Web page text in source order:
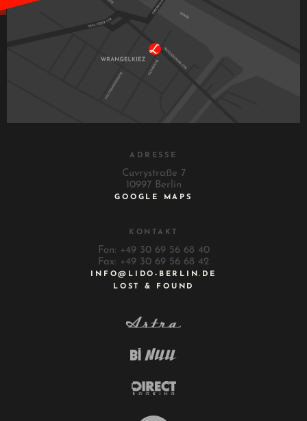
ADRESSE
Cuvrystraße 7
10997 Berlin
GOOGLE MAPS
KONTAKT
Fon: +49 30 69 56 68 40
Fax: +49 30 69 56 68 42
INFO@LIDO-BERLIN.DE
LOST & FOUND